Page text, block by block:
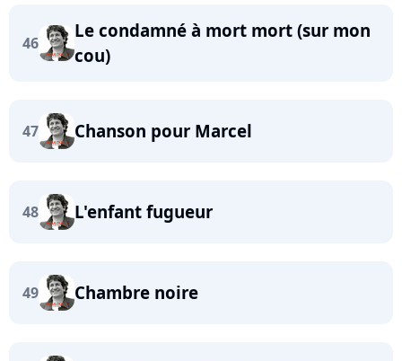
46
Le condamné à mort mort (sur mon
cou)
47 Chanson pour Marcel
48 L'enfant fugueur
49 Chambre noire